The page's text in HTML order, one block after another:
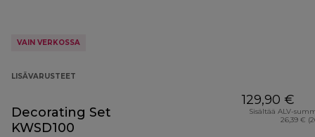
VAIN VERKOSSA
LISÄVARUSTEET
Decorating Set
KWSD100
129,90 €
Sisältää ALV-
26,39 €